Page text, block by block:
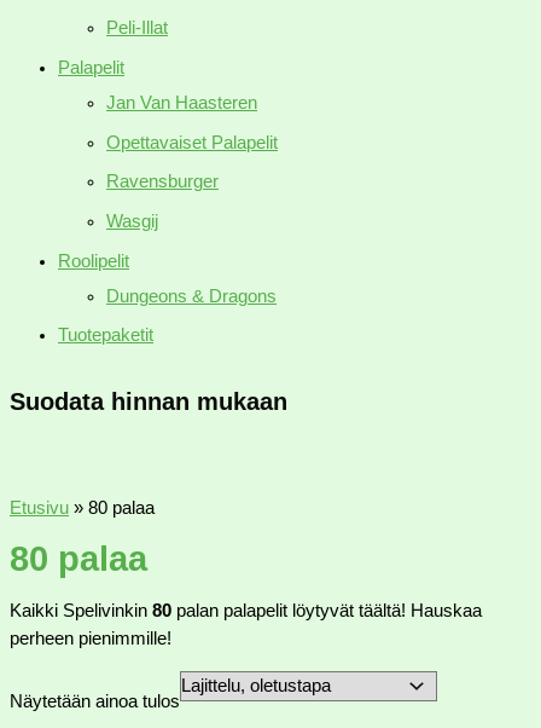
Peli-Illat
Palapelit
Jan Van Haasteren
Opettavaiset Palapelit
Ravensburger
Wasgij
Roolipelit
Dungeons & Dragons
Tuotepaketit
Suodata hinnan mukaan
Etusivu » 80 palaa
80 palaa
Kaikki Spelivinkin 80 palan palapelit löytyvät täältä! Hauskaa
perheen pienimmille!
Näytetään ainoa tulos